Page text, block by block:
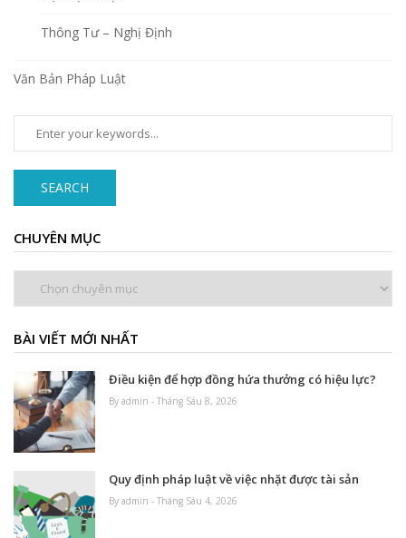
Thông Tư – Nghị Định
Văn Bản Pháp Luật
SEARCH
CHUYÊN MỤC
BÀI VIẾT MỚI NHẤT
Điều kiện để hợp đồng hứa thưởng có hiệu lực?
By admin - Tháng Sáu 8, 2026
Quy định pháp luật về việc nhặt được tài sản
By admin - Tháng Sáu 4, 2026